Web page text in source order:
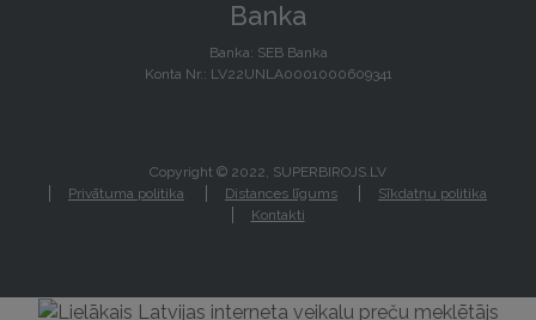
Banka
Banka: SEB Banka
Konta Nr.: LV22UNLA0001000609341
Copyright © 2022, SUPERBIROJS.LV
Privātuma politika
Distances līgums
Sīkdatņu politika
Kontakti